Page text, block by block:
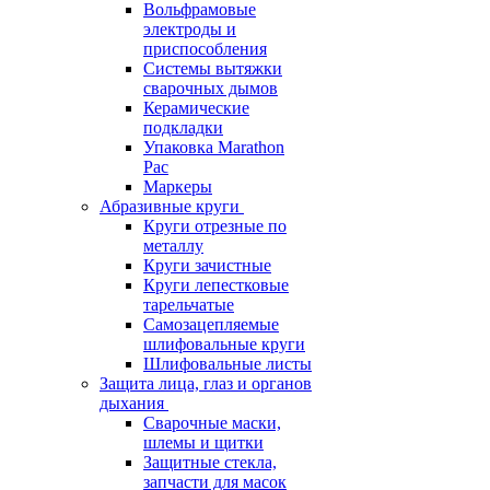
Вольфрамовые
электроды и
приспособления
Системы вытяжки
сварочных дымов
Керамические
подкладки
Упаковка Marathon
Pac
Маркеры
Абразивные круги
Круги отрезные по
металлу
Круги зачистные
Круги лепестковые
тарельчатые
Самозацепляемые
шлифовальные круги
Шлифовальные листы
Защита лица, глаз и органов
дыхания
Сварочные маски,
шлемы и щитки
Защитные стекла,
запчасти для масок